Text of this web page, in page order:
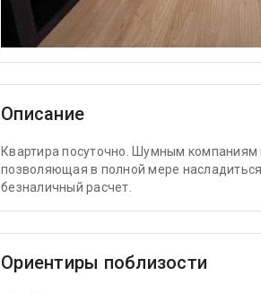
Описание
Квартира посуточно. Шумным компаниям
позволяющая в полной мере
безналичный расчет.
Ориентиры поблизости